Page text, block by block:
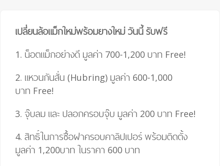
เปลี่ยนล้อแม็กใหม่พร้อมยางใหม่ วันนี้ รับฟรี
1. น็อตแม็กอย่างดี มูลค่า 700-1,200 บาท Free!
2. แหวนกันสั่น (Hubring) มูลค่า 600-1,000
บาท Free!
3. จุ๊บลม และ ปลอกครอบจุ๊บ มูลค่า 200 บาท Free!
4. สิทธิ์ในการซื้อฝาครอบคาลิปเปอร์ พร้อมติดตั้ง
มูลค่า 1,200บาท ในราคา 600 บาท